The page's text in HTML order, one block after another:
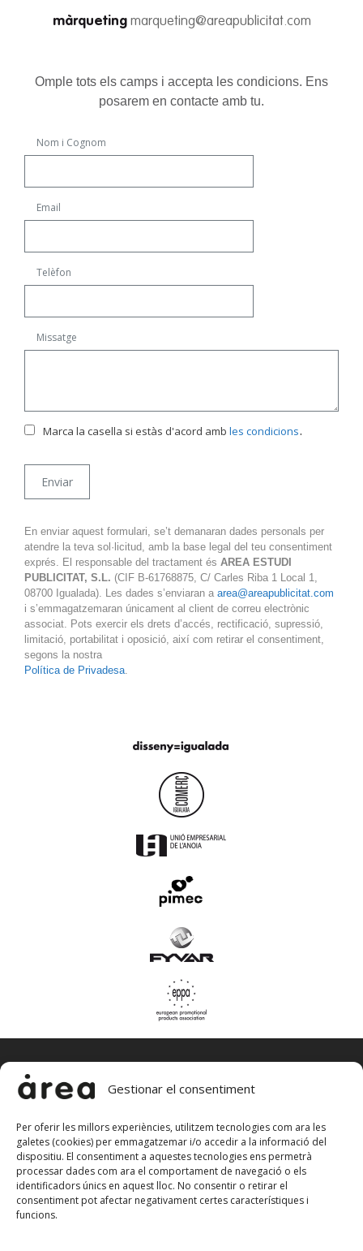
Gestionar el consentiment
Per oferir les millors experiències, utilitzem tecnologies com ara les
galetes (cookies) per emmagatzemar i/o accedir a la informació del
dispositiu. El consentiment a aquestes tecnologies ens permetrà
processar dades com ara el comportament de navegació o els
identificadors únics en aquest lloc. No consentir o retirar el
consentiment pot afectar negativament certes característiques i
funcions.
màrqueting marqueting@areapublicitat.com
Omple tots els camps i accepta les condicions. Ens
posarem en contacte amb tu.
Nom i Cognom
Email
Telèfon
Missatge
Marca la casella si estàs d'acord amb les condicions.
En enviar aquest formulari, se’t demanaran dades personals per
atendre la teva sol·licitud, amb la base legal del teu consentiment
exprés. El responsable del tractament és AREA ESTUDI
PUBLICITAT, S.L. (CIF B-61768875, C/ Carles Riba 1 Local 1,
08700 Igualada). Les dades s’enviaran a area@areapublicitat.com
i s’emmagatzemaran únicament al client de correu electrònic
associat. Pots exercir els drets d’accés, rectificació, supressió,
limitació, portabilitat i oposició, així com retirar el consentiment,
segons la nostra
Política de Privadesa
àrea, estudi de publicitat, sl
av. països catalans, 95 – 08700 igualada (bcn)
+34 938 045 556
estudi@areapublicitat.com